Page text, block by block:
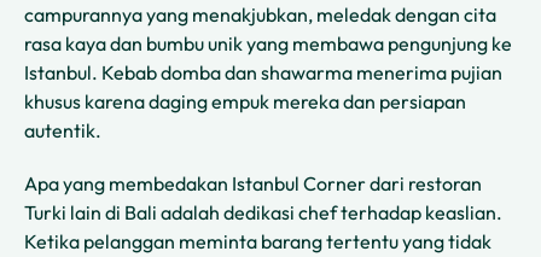
campurannya yang menakjubkan, meledak dengan cita
rasa kaya dan bumbu unik yang membawa pengunjung ke
Istanbul. Kebab domba dan shawarma menerima pujian
khusus karena daging empuk mereka dan persiapan
autentik.
Apa yang membedakan Istanbul Corner dari restoran
Turki lain di Bali adalah dedikasi chef terhadap keaslian.
Ketika pelanggan meminta barang tertentu yang tidak